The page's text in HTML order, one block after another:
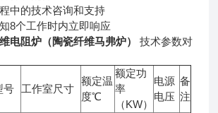
中的技术咨询和支持
8个工作时内立即响应
电阻炉（陶瓷纤维马弗炉）
技术参数对
号 工作室尺寸
额定温
度℃
额定功
率
（KW）
电源
电压
备
注